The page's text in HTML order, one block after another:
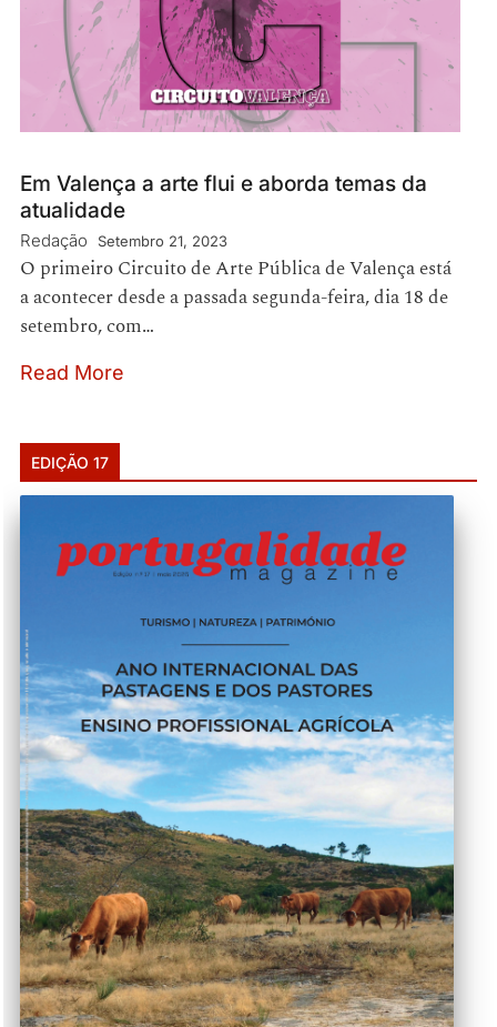
Em Valença a arte flui e aborda temas da
atualidade
Redação Setembro 21, 2023
O primeiro Circuito de Arte Pública de Valença está
a acontecer desde a passada segunda-feira, dia 18 de
setembro, com…
Read More
EDIÇÃO 17